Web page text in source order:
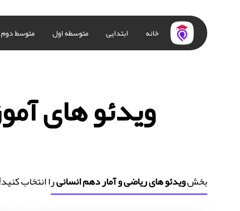
خانه ابتدایی متوسطه اول متوسط دوم
ویدئو های
بخشویدئو های ریاضی و آمار دهم انسانیرا انتخاب